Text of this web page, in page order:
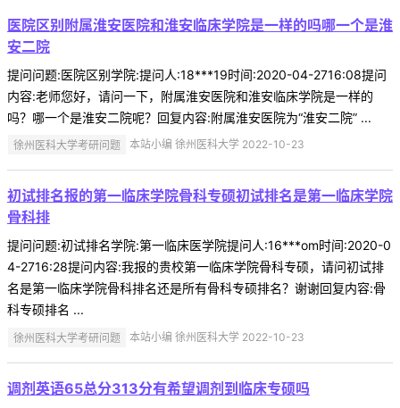
医院区别附属淮安医院和淮安临床学院是一样的吗哪一个是淮
安二院
提问问题:医院区别学院:提问人:18***19时间:2020-04-2716:08提问
内容:老师您好，请问一下，附属淮安医院和淮安临床学院是一样的
吗？哪一个是淮安二院呢？回复内容:附属淮安医院为“淮安二院” ...
徐州医科大学考研问题 本站小编 徐州医科大学 2022-10-23
初试排名报的第一临床学院骨科专硕初试排名是第一临床学院
骨科排
提问问题:初试排名学院:第一临床医学院提问人:16***om时间:2020-0
4-2716:28提问内容:我报的贵校第一临床学院骨科专硕，请问初试排
名是第一临床学院骨科排名还是所有骨科专硕排名？谢谢回复内容:骨
科专硕排名 ...
徐州医科大学考研问题 本站小编 徐州医科大学 2022-10-23
调剂英语65总分313分有希望调剂到临床专硕吗